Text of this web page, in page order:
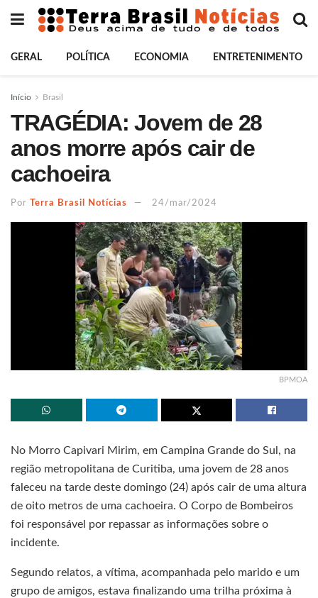
GERAL POLÍTICA ECONOMIA ENTRETENIMENTO
Início Brasil
TRAGÉDIA: Jovem de 28
anos morre após cair de
cachoeira
Por Terra Brasil Notícias 24/mar/2024
BPMOA
No Morro Capivari Mirim, em Campina Grande do Sul, na
região metropolitana de Curitiba, uma jovem de 28 anos
faleceu na tarde deste domingo (24) após cair de uma altura
de oito metros de uma cachoeira. O Corpo de Bombeiros
foi responsável por repassar as informações sobre o
incidente.
Segundo relatos, a vítima, acompanhada pelo marido e um
grupo de amigos, estava finalizando uma trilha próxima à